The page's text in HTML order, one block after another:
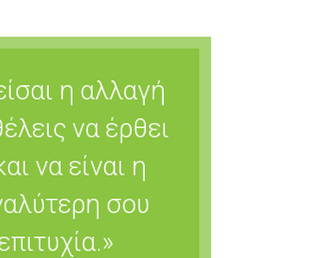
η αλλαγή
να έρθει
να είναι η
σου